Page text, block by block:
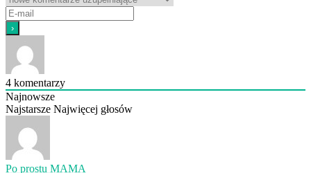
4 komentarzy
Najnowsze
Najstarsze Najwięcej głosów
Po prostu MAMA